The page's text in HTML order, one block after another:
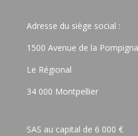
Adresse du siège social :
1500 Avenue de la
Le Régional
34 000 Montpellier
SAS au capital de 6 000 €